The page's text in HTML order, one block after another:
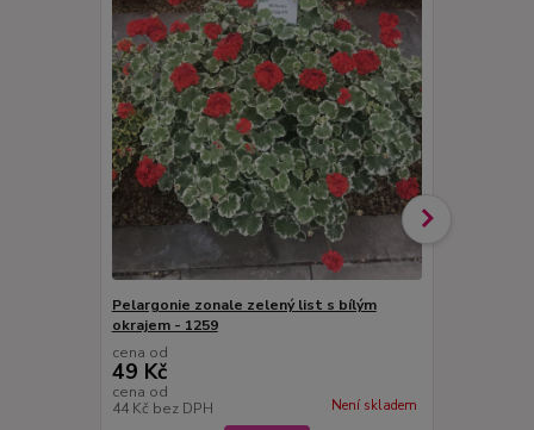
Pelargonie zonale zelený list s bílým
okrajem - 1259
cena od
49 Kč
cena od
44 Kč bez DPH Není skladem